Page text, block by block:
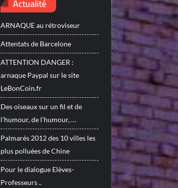
Actualité
ARNAQUE au rétroviseur
Attentats de Barcelone
ATTENTION DANGER :
arnaque Paypal sur le site
LeBonCoin.fr
Des oiseaux sur un fil et de
l’humour, de l’humour, …
Palmarés 2012 des 10 villes les
plus polluées de Chine
Pour le dialogue Elèves-
Professeurs ..